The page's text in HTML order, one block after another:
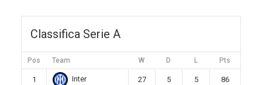
Classifica Serie A
Pos Team W D L Pts
1 Inter 27 5 5 86